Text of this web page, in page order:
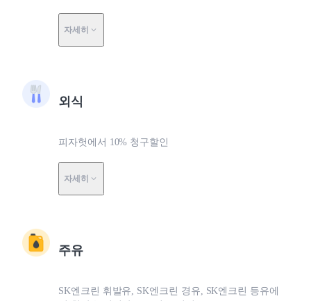
자세히
외식
피자헛에서 10% 청구할인
자세히
주유
SK엔크린 휘발유, SK엔크린 경유, SK엔크린 등유에